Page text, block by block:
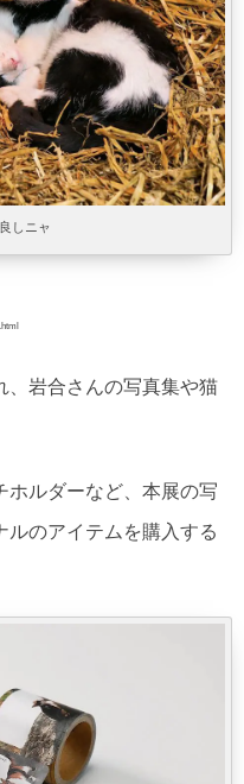
しニャ
、岩合さんの写真集や猫
ホルダーなど、本展の写
ルのアイテムを購入する